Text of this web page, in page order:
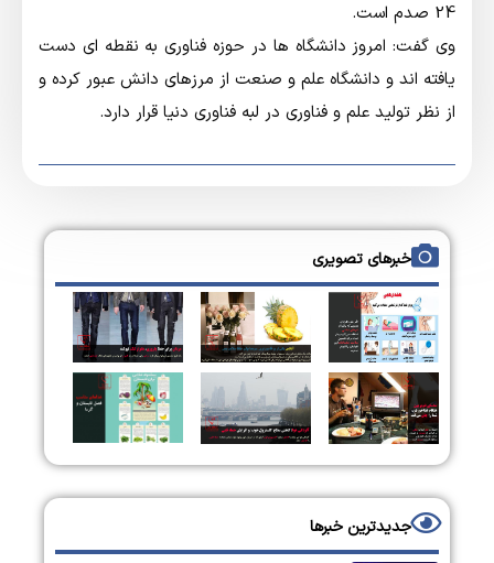
24 صدم است.
وی گفت: امروز دانشگاه ها در حوزه فناوری به نقطه ای دست
یافته اند و دانشگاه علم و صنعت از مرزهای دانش عبور کرده و
از نظر تولید علم و فناوری در لبه فناوری دنیا قرار دارد.
خبرهای تصویری
جدیدترین خبرها